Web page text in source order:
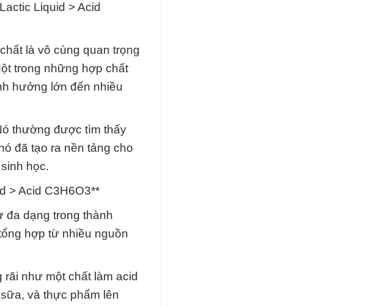
Liquid > Acid
là vô cùng quan trọng
trong những hợp chất
hưởng lớn đến nhiều
thường được tìm thấy
đã tạo ra nền tảng cho
học.
> Acid C3H6O3**
đa dạng trong thành
hợp từ nhiều nguồn
như một chất làm acid
và thực phẩm lên